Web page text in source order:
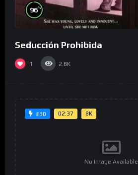
96%
Seducción Prohibida
1 2.8K
#30 02:37 8K
No Image Available